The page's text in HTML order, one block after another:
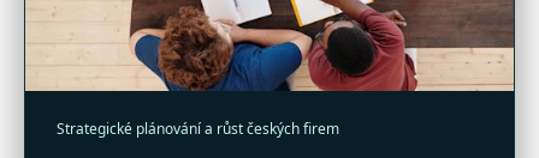
Strategické plánování a růst českých firem